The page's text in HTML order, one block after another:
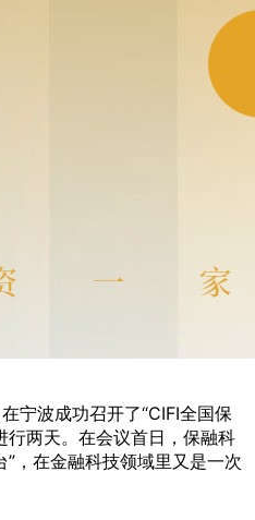
宁波成功召开了“CIFI全国保
行两天。在会议首日，保融科
，在金融科技领域里又是一次